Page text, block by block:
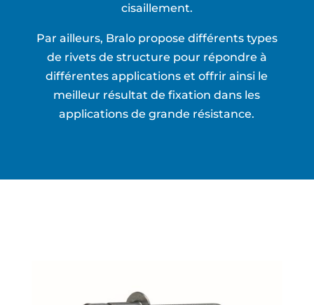
cisaillement.
Par ailleurs, Bralo propose différents types
de rivets de structure pour répondre à
différentes applications et offrir ainsi le
meilleur résultat de fixation dans les
applications de grande résistance.